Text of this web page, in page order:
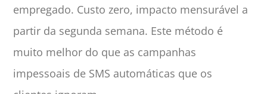
empregado. Custo zero, impacto mensurável a
partir da segunda semana. Este método é
muito melhor do que as campanhas
impessoais de SMS automáticas que os